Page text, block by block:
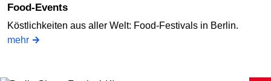
Food-Events
Köstlichkeiten aus aller Welt: Food-Festivals in Berlin.
mehr